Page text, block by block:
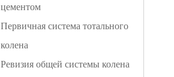
цементом
Первичная система тотального
колена
Ревизия общей системы колена